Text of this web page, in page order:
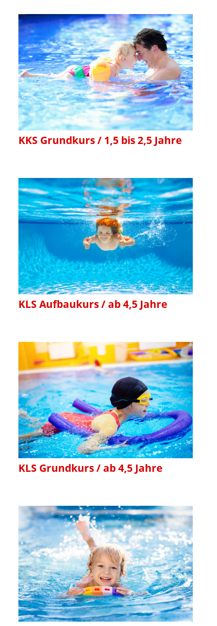
KKS Grundkurs / 1,5 bis 2,5 Jahre
KLS Aufbaukurs / ab 4,5 Jahre
KLS Grundkurs / ab 4,5 Jahre